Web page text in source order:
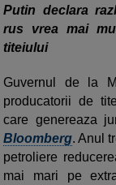
Putin declara
rus vrea mai
titeiului
Guvernul de la
producatorii de
care genereaza
Bloomberg. Anul
petroliere
mai mari pe